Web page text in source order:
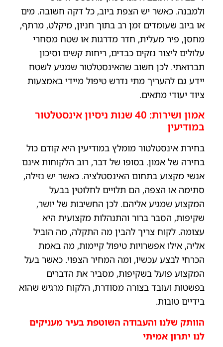
ולמבנה. כאשר יש הצפת ביוב, כל דקה חשובה. מים
או ביוב שעומדים זמן רב בתוך חניון, מיקלט, מרתף,
מחסן, פיר מעלית, חדר מדרגות או שטח מסחרי
עלולים ליצור נזקים כבדים, ריחות קשים וסיכון
תברואתי. לכן חשוב שהאינסטלטור שמגיע לשטח
יידע גם להעריך מתי נדרש טיפול מיידי באמצעות
ציוד יעודי מתאים.
אמון ושירות: 40 שנות ניסיון אינסטלטור
במודיעין
בחירת אינסטלטור מומלץ במודיעין היא קודם כול
בחירה של אמון. בסופו של דבר, רוב הלקוחות אינם
אנשי מקצוע בתחום האינסטלציה. כאשר יש נזילה,
סתימה או הצפה, הם תלויים לחלוטין בבעל
המקצוע שמגיע אליהם. לכן החשיבות של יושר,
שקיפות, הסבר ברור והתנהלות מקצועית היא
עצומה. לקוח צריך להבין מה התקלה, מה הוביל
אליה, אילו אפשרויות טיפול קיימות, מה באמת
הכרחי לבצע עכשיו, ומה המחיר הצפוי. כאשר בעל
המקצוע פועל בשקיפות, מסביר את הדברים
בפשטות ועובד בצורה מסודרת, הלקוח מרגיש שהוא
בידיים טובות.
הוותק שלנו והעבודה השוטפת בעיר מעניקים
לנו יתרון אמיתי